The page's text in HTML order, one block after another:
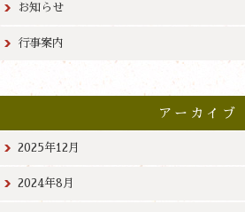
お知らせ
行事案内
アーカイブ
2025年12月
2024年8月